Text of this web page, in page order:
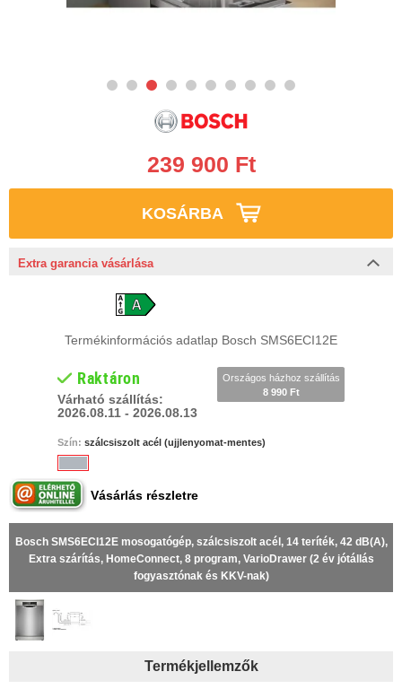
239 900 Ft
KOSÁRBA
Extra garancia vásárlása
Termékinformációs adatlap Bosch SMS6ECI12E
Raktáron
Várható szállítás:
2026.08.11 - 2026.08.13
Országos házhoz szállítás
8 990 Ft
Szín: szálcsiszolt acél (ujjlenyomat-mentes)
Vásárlás részletre
Bosch SMS6ECI12E mosogatógép, szálcsiszolt acél, 14 teríték, 42 dB(A),
Extra szárítás, HomeConnect, 8 program, VarioDrawer (2 év jótállás
fogyasztónak és KKV-nak)
Termékjellemzők